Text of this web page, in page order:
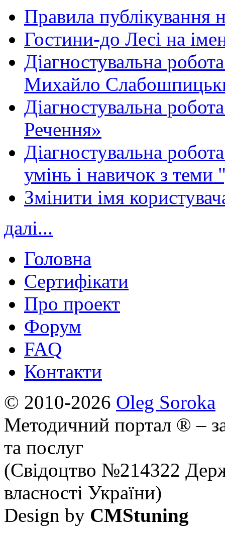
Правила публікування
Гостини-до Лесі на
Діагностувальна
Михайло
Діагностувальна
Речення»
Діагностувальна
умінь і навичок з теми
Змінити імя
далі...
Головна
Сертифікати
Про проект
Форум
FAQ
Контакти
© 2010-2026 Oleg Soroka
Методичний портал ® –
та послуг
(Свідоцтво №214322
власності України)
Design by CMStuning